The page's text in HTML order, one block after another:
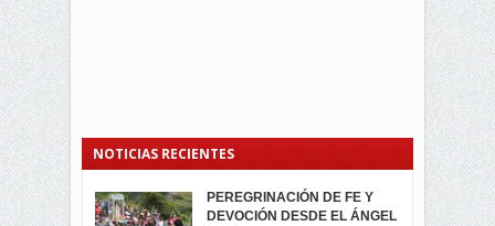
NOTICIAS RECIENTES
PEREGRINACIÓN DE FE Y
DEVOCIÓN DESDE EL ÁNGEL
PROCESIÓN DE LA VIRGEN
DE LA CARIDAD 2024
SEGUNDA VUELTA
ELECCIONES